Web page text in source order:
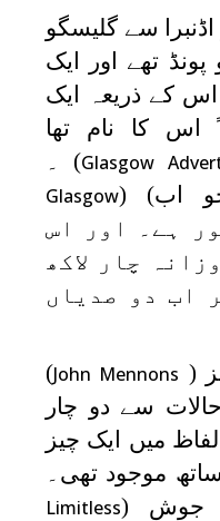
اڈنبرا سے گلیسگو
تھے اور ایک
کے ذریعہ ایک
اس کا نام تھا
Glasgow) ۔
اب) (Glasgow
ہے۔ اور اس
چار لاکھ
اب دو صدیاں
(
John Mennons
)
سے دو چار
میں ایک چیز
موجود تھی۔
جوش (Limitless